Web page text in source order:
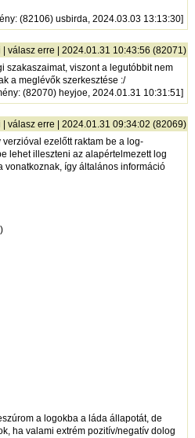
: (82106) usbirda, 2024.03.03 13:13:30]
|válasz erre | 2024.01.31 10:43:56 (82071)
szakaszaimat, viszont a legutóbbit nem
a meglévők szerkesztése :/
: (82070) heyjoe, 2024.01.31 10:31:51]
|válasz erre | 2024.01.31 09:34:02 (82069)
ezelőtt raktam be a log-
lehet illeszteni az alapértelmezett log
vonatkoznak, így általános információ
a logokba a láda állapotát, de
ha valami extrém pozitív/negatív dolog